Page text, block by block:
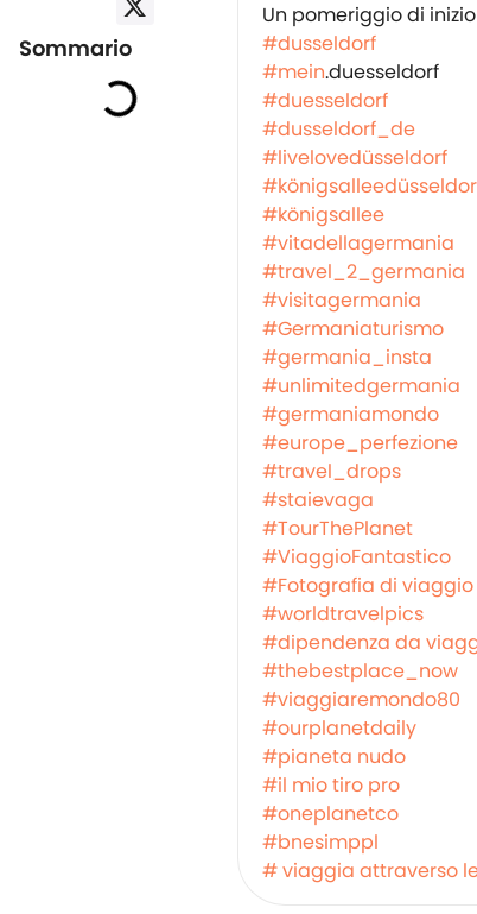
Sommario
Un pomeriggio di
#dusseldorf
#mein.duesseldorf
#duesseldorf
#dusseldorf_de
#livelovedüsseldorf
#königsallee
#vitadellagermania
#travel_2_germania
#visitagermania
#Germaniaturismo
#germania_insta
#unlimitedgermania
#germaniamondo
#europe_perfezione
#travel_drops
#staievaga
#TourThePlanet
#ViaggioFantastico
#Fotografia di viaggio
#worldtravelpics
#dipendenza da
#thebestplace_now
#viaggiaremondo80
#ourplanetdaily
#pianeta nudo
#il mio tiro pro
#oneplanetco
#bnesimppl
# viaggia attraverso